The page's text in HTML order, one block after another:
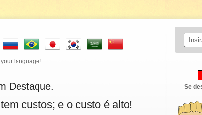
Destaque.
custos; e o custo é alto!
Se